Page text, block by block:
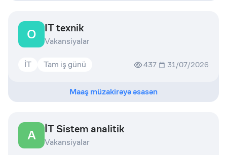
O IT texnik
Vakansiyalar
İT Tam iş günü 437 31/07/2026
Maaş müzakirəyə əsasən
A İT Sistem analitik
Vakansiyalar